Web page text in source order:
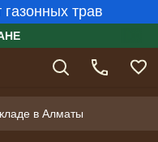
трав
в Алматы